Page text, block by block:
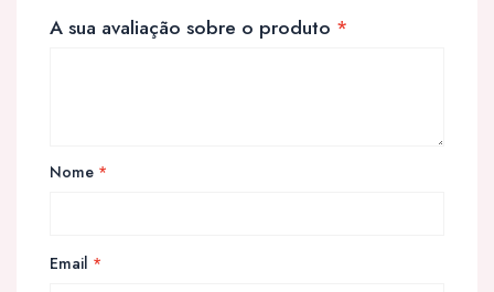
A sua avaliação sobre o produto *
Nome *
Email *